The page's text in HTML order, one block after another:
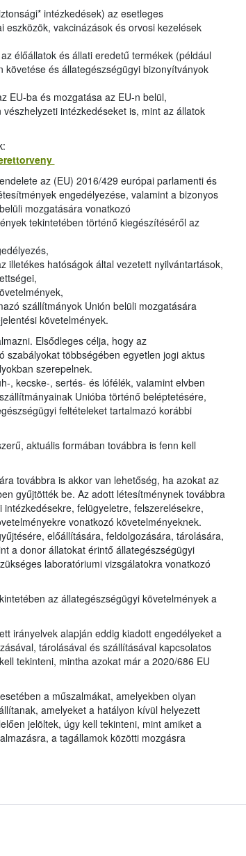
intézkedések) az esetleges
vakcinázások és orvosi kezelések
élőállatok és állati eredetű termékek (például
és állategészségügyi bizonyítványok
EU-ba és mozgatása az EU-n belül,
intézkedéseket is, mint az állatok
az (EU) 2016/429 európai parlamenti és
engedélyezése, valamint a bizonyos
mozgatására vonatkozó
tekintetében történő kiegészítéséről az
hatóságok által vezetett nyilvántartások,
szállítmányok Unión belüli mozgatására
követelmények.
Elsődleges célja, hogy az
többségében egyetlen jogi aktus
szerepelnek.
, kecske-, sertés- és lófélék, valamint elvben
Unióba történő beléptetésére,
feltételeket tartalmazó korábbi
aktuális formában továbbra is fenn kell
továbbra is akkor van lehetőség, ha azokat az
gyűjtötték be. Az adott létesítménynek továbbra
felügyeletre, felszerelésekre,
vonatkozó követelményeknek.
előállítására, feldolgozására, tárolására,
a donor állatokat érintő állategészségügyi
laboratóriumi vizsgálatokra vonatkozó
az állategészségügyi követelmények a
irányelvek alapján eddig kiadott engedélyeket a
tárolásával és szállításával kapcsolatos
tekinteni, mintha azokat már a 2020/686 EU
a műszalmákat, amelyekben olyan
amelyeket a hatályon kívül helyezett
jelöltek, úgy kell tekinteni, mint amiket a
a tagállamok közötti mozgásra